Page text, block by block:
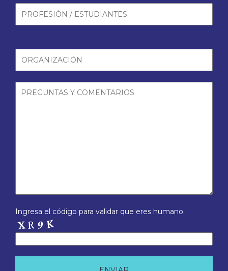
Ingresa el código para validar que eres humano: